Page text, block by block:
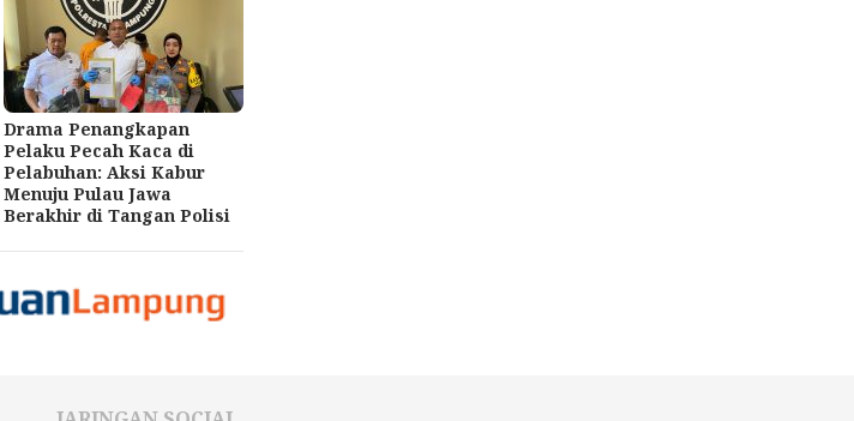
Drama Penangkapan
Pelaku Pecah Kaca di
Pelabuhan: Aksi Kabur
Menuju Pulau Jawa
Berakhir di Tangan Polisi